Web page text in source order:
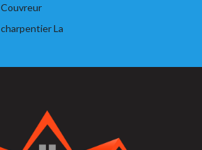
Couvreur
charpentier La